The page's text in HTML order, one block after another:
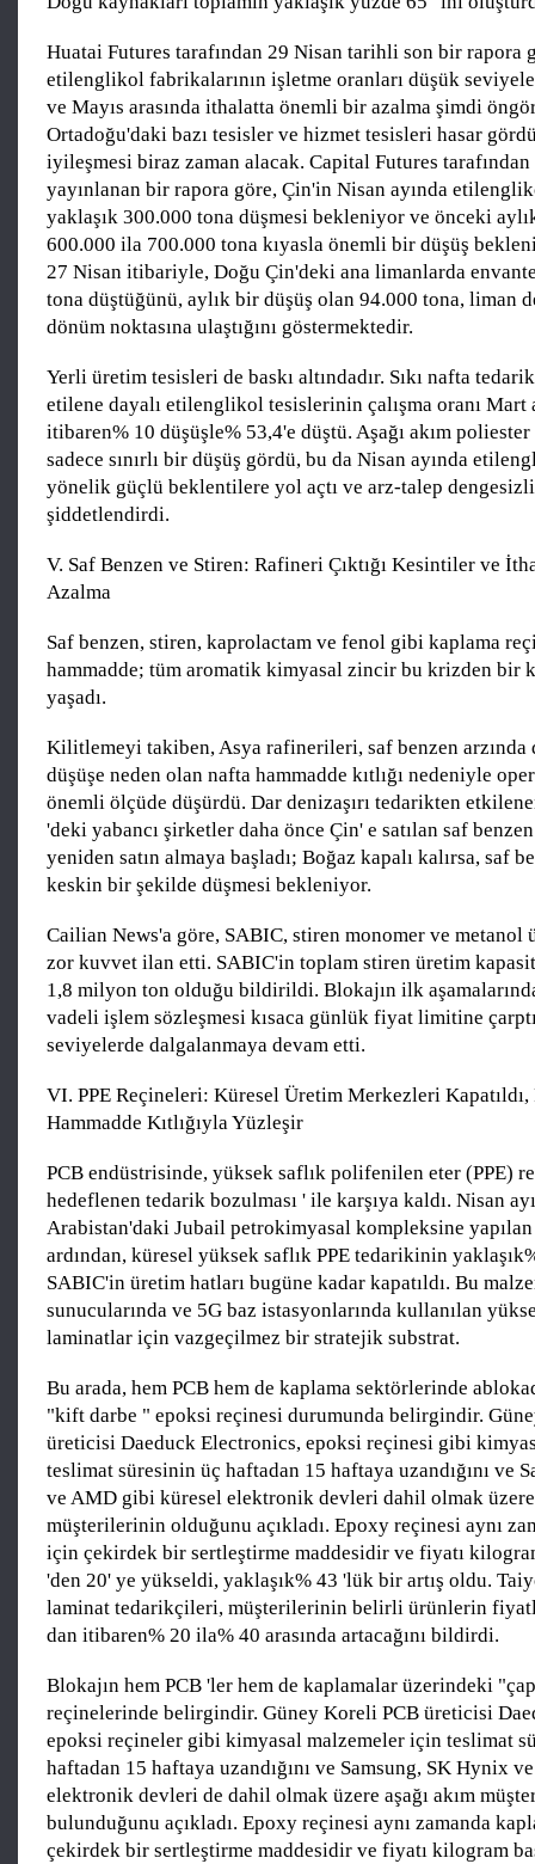
Huatai Futures tarafından 29 Nisan tarihli son bir rapora
etilenglikol fabrikalarının işletme oranları düşük
ve Mayıs arasında ithalatta önemli bir azalma şimdi
Ortadoğu'daki bazı tesisler ve hizmet tesisleri hasar
iyileşmesi biraz zaman alacak. Capital Futures
yayınlanan bir rapora göre, Çin'in Nisan ayında
yaklaşık 300.000 tona düşmesi bekleniyor ve önceki
600.000 ila 700.000 tona kıyasla önemli bir düşüş
27 Nisan itibariyle, Doğu Çin'deki ana limanlarda
tona düştüğünü, aylık bir düşüş olan 94.000 tona, liman
dönüm noktasına ulaştığını göstermektedir.
Yerli üretim tesisleri de baskı altındadır. Sıkı nafta
etilene dayalı etilenglikol tesislerinin çalışma oranı Mart
itibaren% 10 düşüşle% 53,4'e düştü. Aşağı akım
sadece sınırlı bir düşüş gördü, bu da Nisan ayında
yönelik güçlü beklentilere yol açtı ve arz-talep
şiddetlendirdi.
V. Saf Benzen ve Stiren: Rafineri Çıktığı Kesintiler ve
Azalma
Saf benzen, stiren, kaprolactam ve fenol gibi kaplama
hammadde; tüm aromatik kimyasal zincir bu krizden bir
yaşadı.
Kilitlemeyi takiben, Asya rafinerileri, saf benzen arzında
düşüşe neden olan nafta hammadde kıtlığı nedeniyle
önemli ölçüde düşürdü. Dar denizaşırı tedarikten
'deki yabancı şirketler daha önce Çin' e satılan saf
yeniden satın almaya başladı; Boğaz kapalı kalırsa, saf
keskin bir şekilde düşmesi bekleniyor.
Cailian News'a göre, SABIC, stiren monomer ve metanol
zor kuvvet ilan etti. SABIC'in toplam stiren üretim
1,8 milyon ton olduğu bildirildi. Blokajın ilk
vadeli işlem sözleşmesi kısaca günlük fiyat limitine
seviyelerde dalgalanmaya devam etti.
VI. PPE Reçineleri: Küresel Üretim Merkezleri
Hammadde Kıtlığıyla Yüzleşir
PCB endüstrisinde, yüksek saflık polifenilen eter (PPE)
hedeflenen tedarik bozulması ' ile karşıya kaldı. Nisan
Arabistan'daki Jubail petrokimyasal kompleksine yapılan
ardından, küresel yüksek saflık PPE tedarikinin
SABIC'in üretim hatları bugüne kadar kapatıldı. Bu
sunucularında ve 5G baz istasyonlarında kullanılan
laminatlar için vazgeçilmez bir stratejik substrat.
Bu arada, hem PCB hem de kaplama sektörlerinde
"kift darbe " epoksi reçinesi durumunda belirgindir.
üreticisi Daeduck Electronics, epoksi reçinesi gibi
teslimat süresinin üç haftadan 15 haftaya uzandığını ve
ve AMD gibi küresel elektronik devleri dahil olmak üzere
müşterilerinin olduğunu açıkladı. Epoxy reçinesi aynı
için çekirdek bir sertleştirme maddesidir ve fiyatı
'den 20' ye yükseldi, yaklaşık% 43 'lük bir artış oldu.
laminat tedarikçileri, müşterilerinin belirli ürünlerin
dan itibaren% 20 ila% 40 arasında artacağını bildirdi.
Blokajın hem PCB 'ler hem de kaplamalar üzerindeki
reçinelerinde belirgindir. Güney Koreli PCB üreticisi
epoksi reçineler gibi kimyasal malzemeler için teslimat
haftadan 15 haftaya uzandığını ve Samsung, SK Hynix
elektronik devleri de dahil olmak üzere aşağı akım
bulunduğunu açıkladı. Epoxy reçinesi aynı zamanda
çekirdek bir sertleştirme maddesidir ve fiyatı kilogram